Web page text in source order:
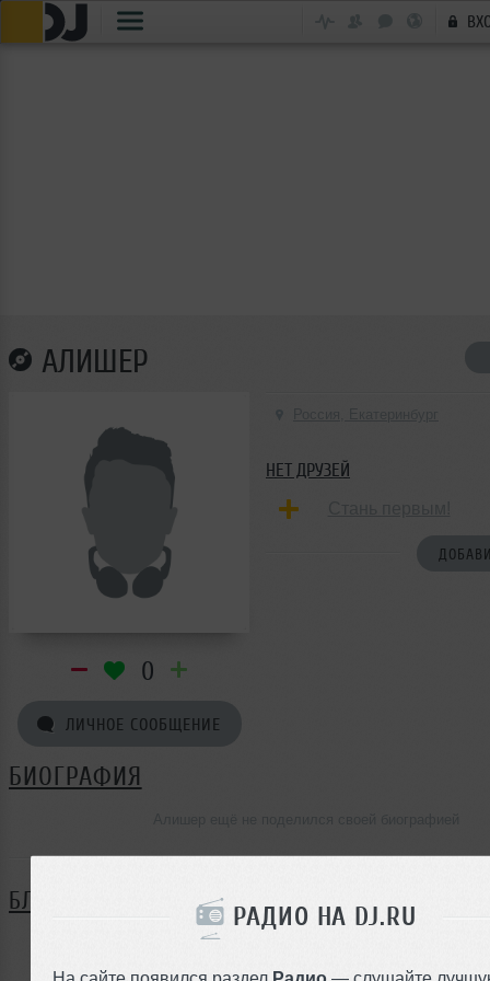
РАДИО НА DJ.RU
На сайте появился раздел Радио — слушайте
АЛИШЕР
0
ЛИЧНОЕ СООБЩЕНИЕ
НЕТ ДРУЗЕЙ
БИОГРАФИЯ
БЛОГ